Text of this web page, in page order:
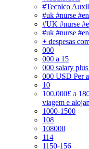
#Tecnico
#uk #nurse
#UK #nurse
#uk #nurse
+ despesas
000
000 a 15
000 salary
000 USD Per
10
100.000£ a
viagem e
1000-1500
108
108000
114
1150-156